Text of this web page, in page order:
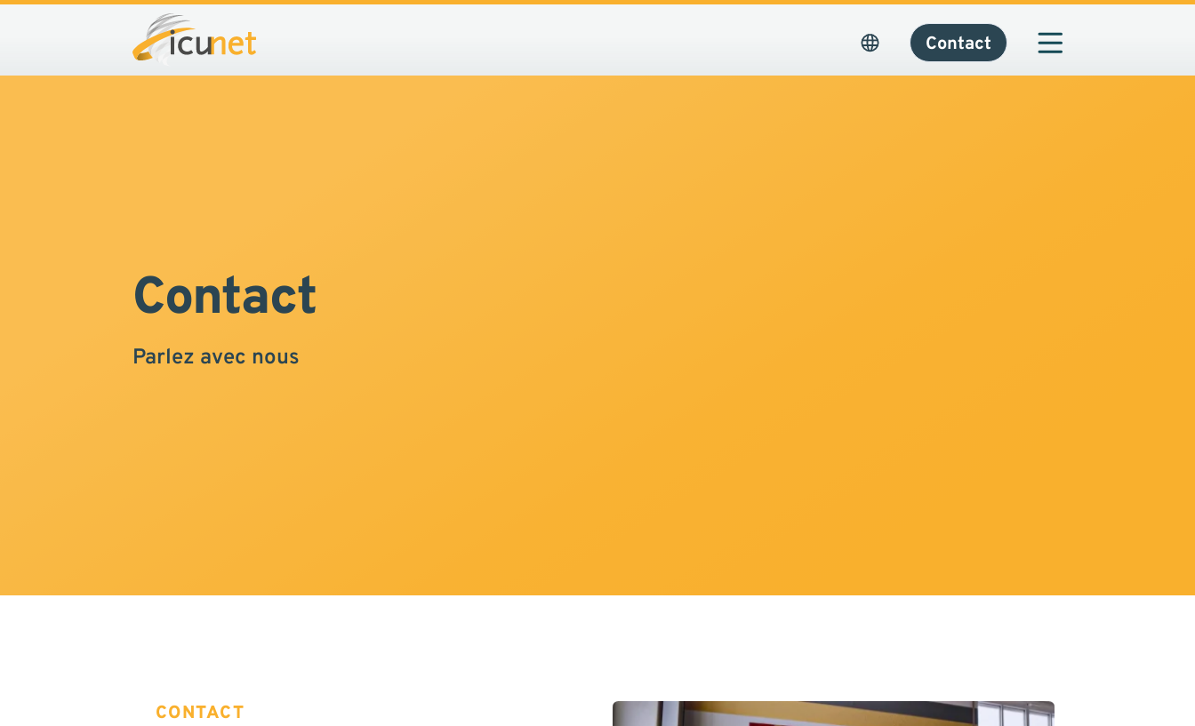
Contact
Contact
Parlez avec nous
CONTACT